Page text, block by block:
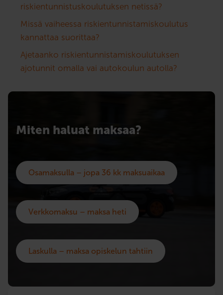
riskientunnistuskoulutuksen netissä?
Missä vaiheessa riskientunnistamiskoulutus
kannattaa suorittaa?
Ajetaanko riskientunnistamiskoulutuksen
ajotunnit omalla vai autokoulun autolla?
Miten haluat maksaa?
Osamaksulla – jopa 36 kk maksuaikaa
Verkkomaksu – maksa heti
Laskulla – maksa opiskelun tahtiin